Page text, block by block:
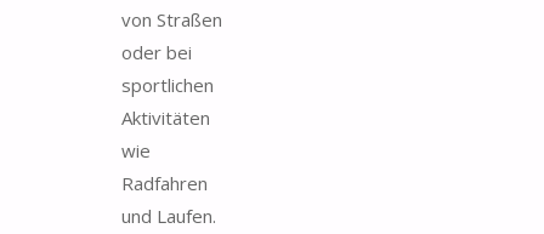
von Straßen
oder bei
sportlichen
Aktivitäten
wie
Radfahren
und Laufen.